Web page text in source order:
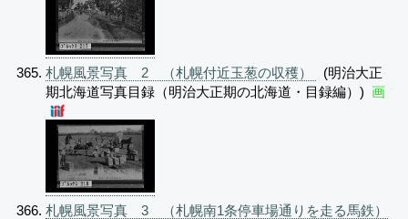
札幌風景写真 2 （札幌付近玉葱の収穫）
(明治大正
期北海道写真目録（明治大正期の北海道・目録編）) 画
札幌風景写真 3 （札幌南1条停車場通りを走る馬鉄）